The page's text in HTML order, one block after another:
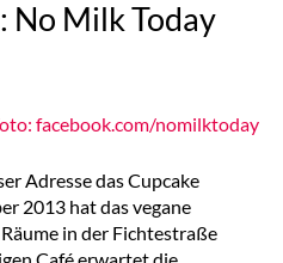
No Milk Today
facebook.com/nomilktoday
Adresse das Cupcake
2013 hat das vegane
in der Fichtestraße